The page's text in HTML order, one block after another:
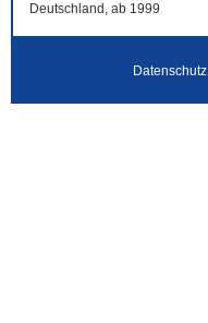
Deutschland, ab 1999
Datenschutz